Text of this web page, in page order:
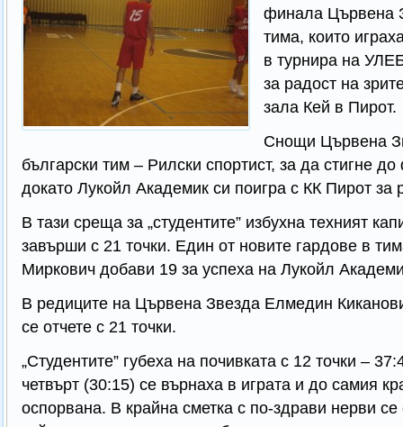
финала Цървена
тима, които
в турнира на
за радост на
зала Кей в Пирот.
Снощи Цървена
български тим – Рилски спортист, за да стигне
докато Лукойл Академик си поигра с КК Пирот за
В тази среща за „студентите” избухна техният
завърши с 21 точки. Един от новите гардове в
Миркович добави 19 за успеха на Лукойл
В редиците на Цървена Звезда Елмедин
се отчете с 21 точки.
„Студентите” губеха на почивката с 12 точки –
четвърт (30:15) се върнаха в играта и до самия
оспорвана. В крайна сметка с по-здрави нерви се